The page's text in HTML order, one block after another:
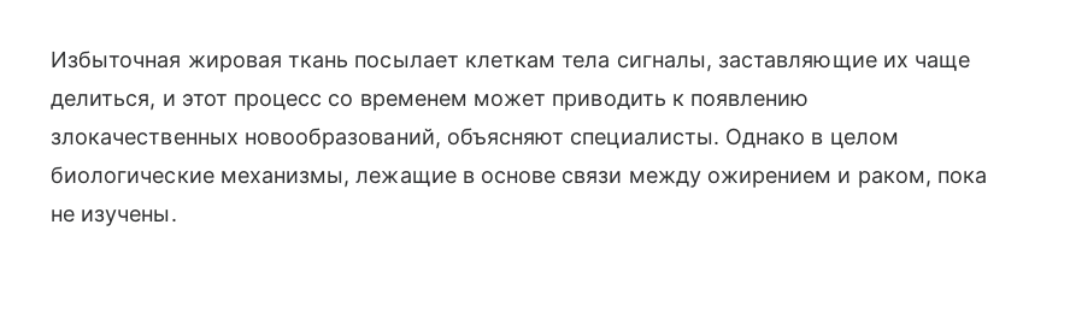
Избыточная жировая ткань посылает клеткам тела сигналы, заставляющие их чаще
делиться, и этот процесс со временем может приводить к появлению
злокачественных новообразований, объясняют специалисты. Однако в целом
биологические механизмы, лежащие в основе связи между ожирением и раком, пока
не изучены.